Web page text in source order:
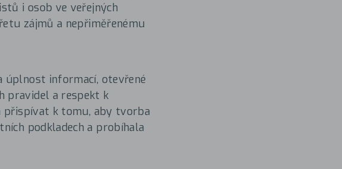
i osob ve veřejných
zájmů a nepřiměřenému
úplnost informací, otevřené
pravidel a respekt k
přispívat k tomu, aby tvorba
podkladech a probíhala